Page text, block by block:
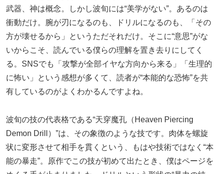
武器、神は概念。しかし波旬には“美学がない”。あるのは
衝動だけ。腕が刃になるのも、ドリルになるのも、「その
方が壊せるから」というただそれだけ。そこに“意思”がな
いからこそ、読んでいる僕らの理解を置き去りにしてく
る。SNSでも「攻撃が全部イヤな方向から来る」「生理的
に怖い」という感想が多くて、読者が“本能的な恐怖”を共
有しているのがよくわかるんですよね。
波旬の技の代表格である“天穿魔孔（Heaven Piercing
Demon Drill）”は、その象徴のような技です。肉体を螺旋
状に変形させて相手を貫くという、もはや技術ではなく“本
能の暴走”。原作でこの技が初めて出たとき、僕はページを